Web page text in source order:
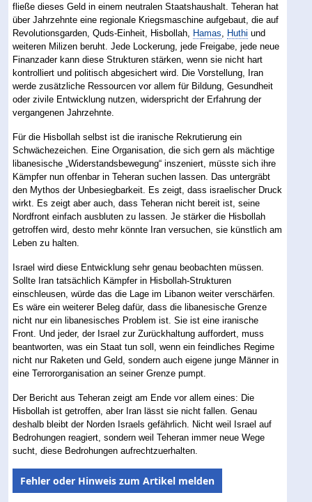
fließe dieses Geld in einem neutralen Staatshaushalt. Teheran hat
über Jahrzehnte eine regionale Kriegsmaschine aufgebaut, die auf
Revolutionsgarden, Quds-Einheit, Hisbollah,
Hamas Huthi und
weiteren Milizen beruht. Jede Lockerung, jede Freigabe, jede neue
Finanzader kann diese Strukturen stärken, wenn sie nicht hart
kontrolliert und politisch abgesichert wird. Die Vorstellung, Iran
werde zusätzliche Ressourcen vor allem für Bildung, Gesundheit
oder zivile Entwicklung nutzen, widerspricht der Erfahrung der
vergangenen Jahrzehnte.
Für die Hisbollah selbst ist die iranische Rekrutierung ein
Schwächezeichen. Eine Organisation, die sich gern als mächtige
libanesische „Widerstandsbewegung“ inszeniert, müsste sich ihre
Kämpfer nun offenbar in Teheran suchen lassen. Das untergräbt
den Mythos der Unbesiegbarkeit. Es zeigt, dass israelischer Druck
wirkt. Es zeigt aber auch, dass Teheran nicht bereit ist, seine
Nordfront einfach ausbluten zu lassen. Je stärker die Hisbollah
getroffen wird, desto mehr könnte Iran versuchen, sie künstlich am
Leben zu halten.
Israel wird diese Entwicklung sehr genau beobachten müssen.
Sollte Iran tatsächlich Kämpfer in Hisbollah-Strukturen
einschleusen, würde das die Lage im Libanon weiter verschärfen.
Es wäre ein weiterer Beleg dafür, dass die libanesische Grenze
nicht nur ein libanesisches Problem ist. Sie ist eine iranische
Front. Und jeder, der Israel zur Zurückhaltung auffordert, muss
beantworten, was ein Staat tun soll, wenn ein feindliches Regime
nicht nur Raketen und Geld, sondern auch eigene junge Männer in
eine Terrororganisation an seiner Grenze pumpt.
Der Bericht aus Teheran zeigt am Ende vor allem eines: Die
Hisbollah ist getroffen, aber Iran lässt sie nicht fallen. Genau
deshalb bleibt der Norden Israels gefährlich. Nicht weil Israel auf
Bedrohungen reagiert, sondern weil Teheran immer neue Wege
sucht, diese Bedrohungen aufrechtzuerhalten.
Fehler oder Hinweis zum Artikel melden